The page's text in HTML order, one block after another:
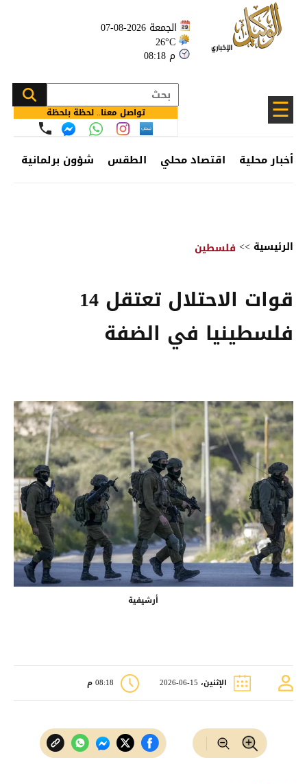
الجمعة 2026-08-07
26°C
08:18 م
☰ تواصل معنا.. لحظة بلحظة
أخبار محلية اقتصاد محلي الطقس شؤون برلمانية
الرئيسية >> فلسطين
قوات الاحتلال تعتقل 14
فلسطينيا في الضفة
أرشيفية
الإثنين، 15-06-2026 08:18 م